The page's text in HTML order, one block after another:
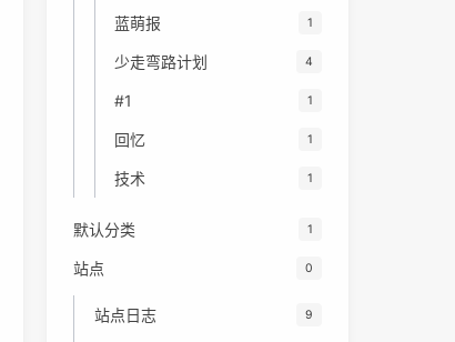
蓝萌报 1
少走弯路计划 4
#1 1
回忆 1
技术 1
默认分类 1
站点 0
站点日志 9